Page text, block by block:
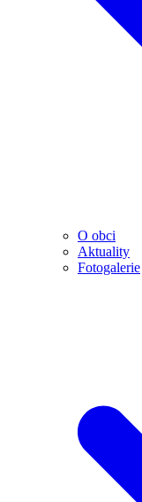
O obci
Aktuality
Fotogalerie